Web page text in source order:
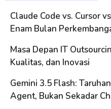
Claude Code vs. Cursor
Enam Bulan
Masa Depan IT
Kualitas, dan Inovasi
Gemini 3.5 Flash:
Agent, Bukan Sekadar